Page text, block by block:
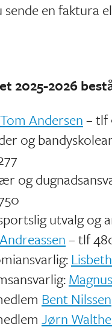
sende en faktura
2025-2026
Tom Andersen– tlf
og
og
utvalg og
– tlf
Bent Nilssen
Jørn